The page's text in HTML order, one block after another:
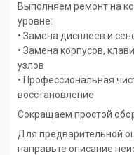
Выполняем ремонт на
уровне:
• Замена дисплеев и
• Замена корпусов,
узлов
• Профессиональная
восстановление
Сокращаем простой
Для предварительной
направьте описание